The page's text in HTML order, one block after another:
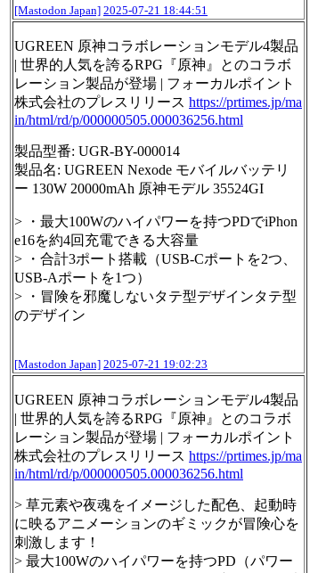
[Mastodon Japan] 2025-07-21 18:44:51
UGREEN 原神コラボレーションモデル4製品
| 世界的人気を誇るRPG『原神』とのコラボ
レーション製品が登場 | フォーカルポイント
株式会社のプレスリリース https://prtimes.jp/ma
in/html/rd/p/000000505.000036256.html
製品型番: UGR-BY-000014
製品名: UGREEN Nexode モバイルバッテリ
ー 130W 20000mAh 原神モデル 35524GI
> ・最大100Wのハイパワーを持つPDでiPhon
e16を約4回充電できる大容量
> ・合計3ポート搭載（USB-Cポートを2つ、
USB-Aポートを1つ）
> ・冒険を邪魔しないタテ型デザインタテ型
のデザイン
[Mastodon Japan] 2025-07-21 19:02:23
UGREEN 原神コラボレーションモデル4製品
| 世界的人気を誇るRPG『原神』とのコラボ
レーション製品が登場 | フォーカルポイント
株式会社のプレスリリース https://prtimes.jp/ma
in/html/rd/p/000000505.000036256.html
> 草元素や夜魂をイメージした配色、起動時
に映るアニメーションのギミックが冒険心を
刺激します！
> 最大100Wのハイパワーを持つPD（パワー